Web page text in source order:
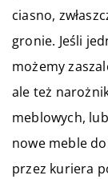
ciasno,
gronie. Jeśli
możemy
ale też
meblowych,
nowe meble
przez kuriera